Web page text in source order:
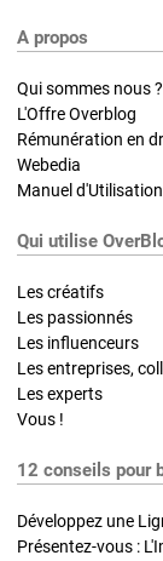
A propos
Qui sommes nous ?
L'Offre Overblog
Rémunération en
Webedia
Manuel d'Utilisation
Qui utilise
Les créatifs
Les passionnés
Les influenceurs
Les entreprises,
Les experts
Vous !
12 conseils pour
Développez une
Présentez-vous :